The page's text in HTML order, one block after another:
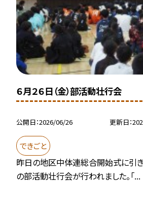
６月２６日（金）部活動壮行会
公開日 2026/06/26 更新日
できごと
昨日の地区中体連総合開始式に引
の部活動壮行会が行われました。「...